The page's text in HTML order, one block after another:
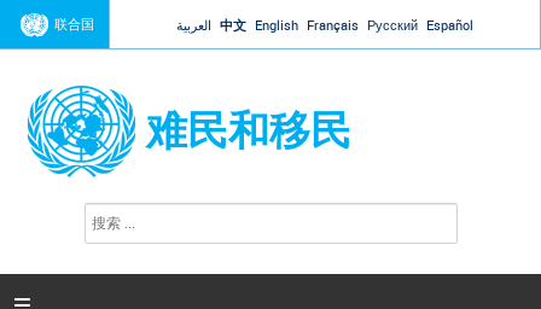
Jump to navigation
联合国 العربية 中文 English Français Русский Español
难民和移民
搜
索